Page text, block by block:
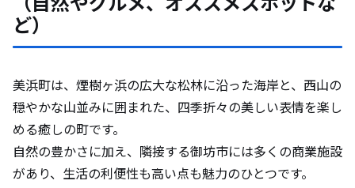
ど）
美浜町は、煙樹ヶ浜の広大な松林に沿った海岸と、西山の
穏やかな山並みに囲まれた、四季折々の美しい表情を楽し
める癒しの町です。
自然の豊かさに加え、隣接する御坊市には多くの商業施設
があり、生活の利便性も高い点も魅力のひとつです。